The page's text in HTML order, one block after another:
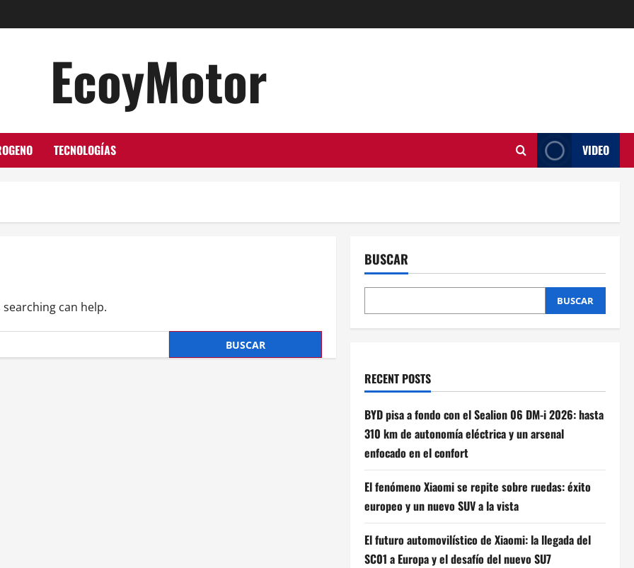
EcoyMotor
TECNOLOGÍAS VIDEO
searching can help.
BUSCAR
BUSCAR
RECENT POSTS
BYD pisa a fondo con el Sealion 06 DM-i 2026: hasta
310 km de autonomía eléctrica y un arsenal
enfocado en el confort
El fenómeno Xiaomi se repite sobre ruedas: éxito
europeo y un nuevo SUV a la vista
El futuro automovilístico de Xiaomi: la llegada del
SC01 a Europa y el desafío del nuevo SU7